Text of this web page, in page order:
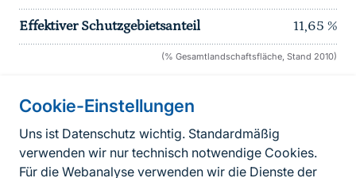
Cookie-Einstellungen
Uns ist Datenschutz wichtig. Standardmäßig
verwenden wir nur technisch notwendige Cookies.
Für die Webanalyse verwenden wir die Dienste der
Effektiver Schutzgebietsanteil 11,65 %
(% Gesamtlandschaftsfläche, Stand 2010)
Informationen zur Seite
FußzeileKontakt zum BfN